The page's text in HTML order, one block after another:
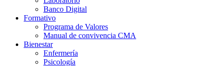
Banco Digital
Formativo
Programa de Valores
Manual de convivencia CMA
Bienestar
Enfermería
Psicología